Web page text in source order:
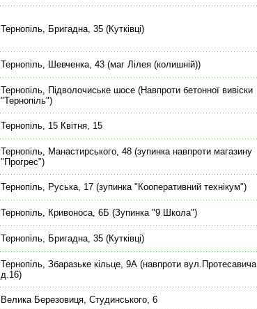
Тернопіль, Бригадна, 35 (Кутківці)
Тернопіль, Шевченка, 43 (маг Лілея (колишній))
Тернопіль, Підволочиське шосе (Навпроти бетонної вивіски
"Тернопіль")
Тернопіль, 15 Квітня, 15
Тернопіль, Манастирського, 48 (зупинка навпроти магазину
"Прогрес")
Тернопіль, Руська, 17 (зупинка "Кооперативний технікум")
Тернопіль, Кривоноса, 6Б (Зупинка "9 Школа")
Тернопіль, Бригадна, 35 (Кутківці)
Тернопіль, Збаразьке кільце, 9А (навпроти вул.Протесавича
д.16)
Велика Березовиця, Студинського, 6